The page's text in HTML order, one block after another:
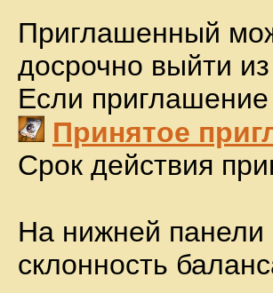
Приглашенный
досрочно выйти
Если приглашение
Принятое
Срок действия
На нижней панели
склонность